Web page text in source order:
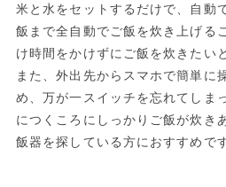
米と水をセットするだけで、自動
飯まで全自動でご飯を炊き上げる
け時間をかけずにご飯を炊きたい
また、外出先からスマホで簡単に
め、万が一スイッチを忘れてしま
につくころにしっかりご飯が炊き
飯器を探している方におすすめです